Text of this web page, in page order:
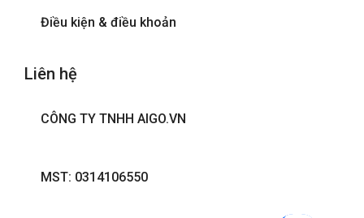
Điều kiện & điều khoản
Liên hệ
CÔNG TY TNHH AIGO.VN
MST: 0314106550